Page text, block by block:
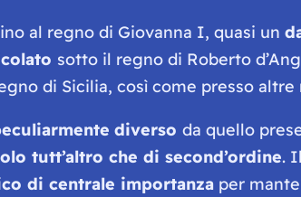
al regno di Giovanna I, quasi un
sotto il regno di Roberto
di Sicilia, così come presso altre
diverso da quello
tutt’altro che di second’ordine.
di centrale importanzaper